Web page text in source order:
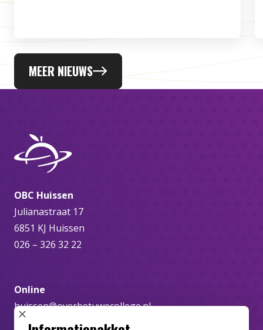
MEER NIEUWS
OBC Huissen
Julianastraat 17
6851 KJ Huissen
026 – 326 32 22
Online
huissen@overbetuwecollege.nl
SLUIT POPUP